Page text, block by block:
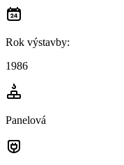
Rok výstavby:
1986
Panelová